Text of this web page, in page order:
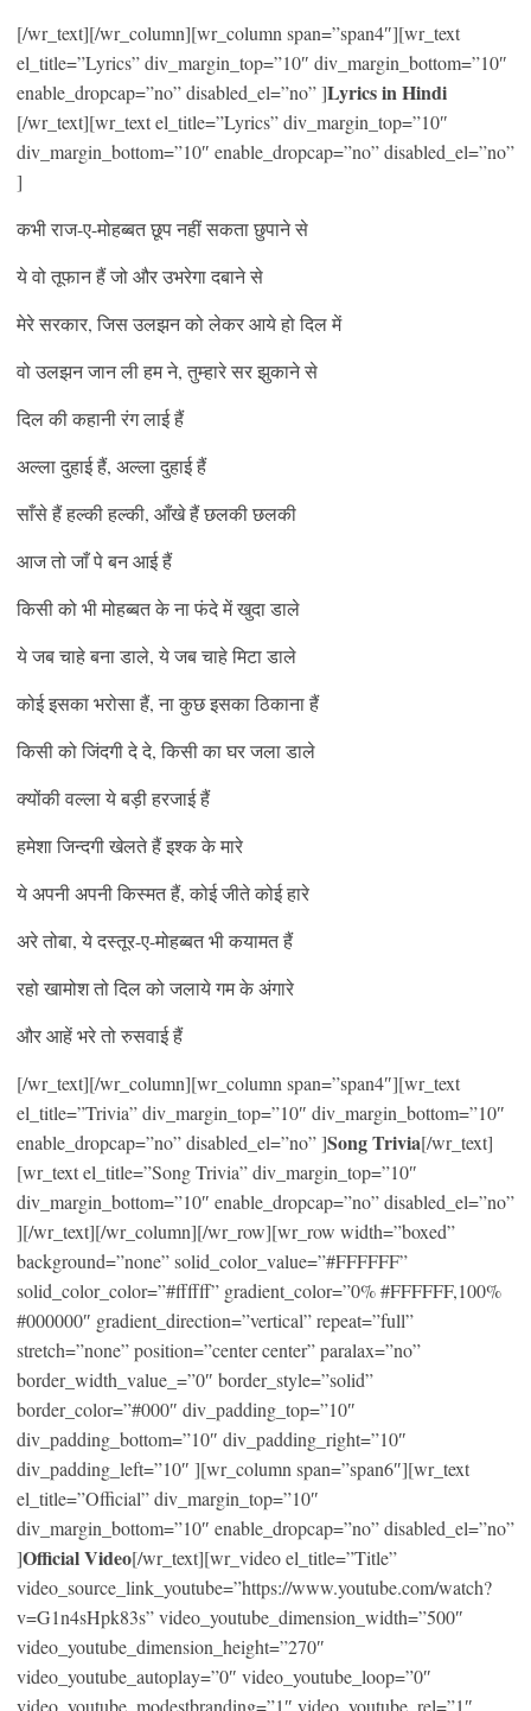
[/wr_text][/wr_column][wr_column span=”span4″][wr_text
el_title=”Lyrics” div_margin_top=”10″ div_margin_bottom=”10″
enable_dropcap=”no” disabled_el=”no” ]Lyrics in Hindi
[/wr_text][wr_text el_title=”Lyrics” div_margin_top=”10″
div_margin_bottom=”10″ enable_dropcap=”no” disabled_el=”no”
]
कभी राज-ए-मोहब्बत छूप नहीं सकता छुपाने से
ये वो तूफान हैं जो और उभरेगा दबाने से
मेरे सरकार, जिस उलझन को लेकर आये हो दिल में
वो उलझन जान ली हम ने, तुम्हारे सर झुकाने से
दिल की कहानी रंग लाई हैं
अल्ला दुहाई हैं, अल्ला दुहाई हैं
साँसे हैं हल्की हल्की, आँखे हैं छलकी छलकी
आज तो जाँ पे बन आई हैं
किसी को भी मोहब्बत के ना फंदे में खुदा डाले
ये जब चाहे बना डाले, ये जब चाहे मिटा डाले
कोई इसका भरोसा हैं, ना कुछ इसका ठिकाना हैं
किसी को जिंदगी दे दे, किसी का घर जला डाले
क्योंकी वल्ला ये बड़ी हरजाई हैं
हमेशा जिन्दगी खेलते हैं इश्क के मारे
ये अपनी अपनी किस्मत हैं, कोई जीते कोई हारे
अरे तोबा, ये दस्तूर-ए-मोहब्बत भी कयामत हैं
रहो खामोश तो दिल को जलाये गम के अंगारे
और आहें भरे तो रुसवाई हैं
[/wr_text][/wr_column][wr_column span=”span4″][wr_text
el_title=”Trivia” div_margin_top=”10″ div_margin_bottom=”10″
enable_dropcap=”no” disabled_el=”no” ]Song Trivia[/wr_text]
[wr_text el_title=”Song Trivia” div_margin_top=”10″
div_margin_bottom=”10″ enable_dropcap=”no” disabled_el=”no”
][/wr_text][/wr_column][/wr_row][wr_row width=”boxed”
background=”none” solid_color_value=”#FFFFFF”
solid_color_color=”#ffffff” gradient_color=”0% #FFFFFF,100%
#000000″ gradient_direction=”vertical” repeat=”full”
stretch=”none” position=”center center” paralax=”no”
border_width_value_=”0″ border_style=”solid”
border_color=”#000″ div_padding_top=”10″
div_padding_bottom=”10″ div_padding_right=”10″
div_padding_left=”10″ ][wr_column span=”span6″][wr_text
el_title=”Official” div_margin_top=”10″
div_margin_bottom=”10″ enable_dropcap=”no” disabled_el=”no”
]Official Video[/wr_text][wr_video el_title=”Title”
video_source_link_youtube=”https://www.youtube.com/watch?
v=G1n4sHpk83s” video_youtube_dimension_width=”500″
video_youtube_dimension_height=”270″
video_youtube_autoplay=”0″ video_youtube_loop=”0″
video_youtube_modestbranding=”1″ video_youtube_rel=”1″